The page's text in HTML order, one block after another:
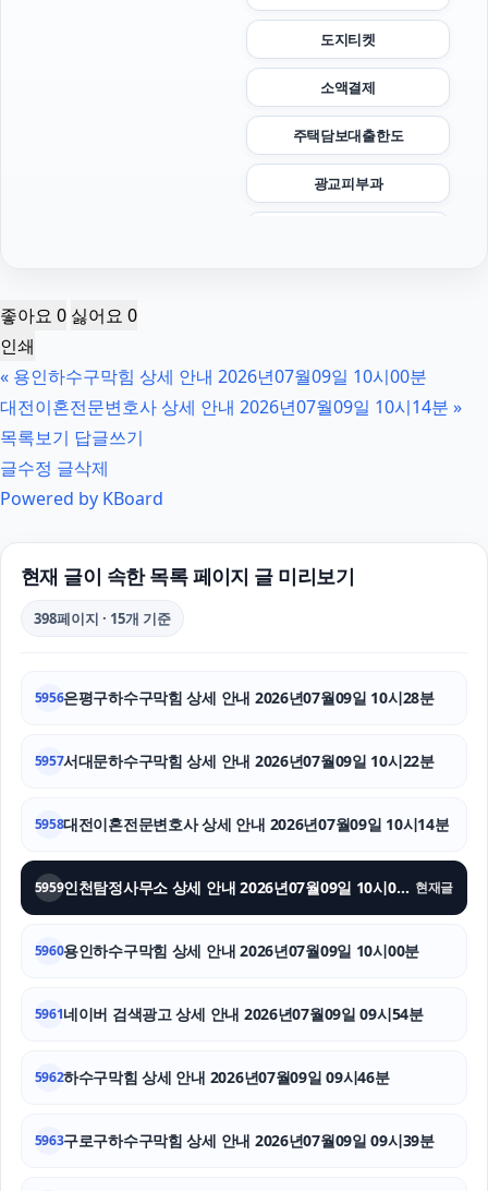
도지티켓
소액결제
주택담보대출한도
광교피부과
김포공항주차대행
구로구하수구막힘
항암요양병원
수원변호사
소액결제현금화
대구이혼전문변호사
좋아요 0 싫어요 0
인쇄
« 용인하수구막힘 상세 안내 2026년07월09일 10시00분
대전이혼전문변호사 상세 안내 2026년07월09일 10시14분 »
목록보기 답글쓰기
글수정 글삭제
Powered by KBoard
현재 글이 속한 목록 페이지 글 미리보기
398페이지 · 15개 기준
5956은평구하수구막힘 상세 안내 2026년07월09일 10시28분
5957서대문하수구막힘 상세 안내 2026년07월09일 10시22분
5958대전이혼전문변호사 상세 안내 2026년07월09일 10시14분
5959 인천탐정사무소 상세 안내 2026년07월09일 10시09분 현재글
5960용인하수구막힘 상세 안내 2026년07월09일 10시00분
5961네이버 검색광고 상세 안내 2026년07월09일 09시54분
5962하수구막힘 상세 안내 2026년07월09일 09시46분
5963구로구하수구막힘 상세 안내 2026년07월09일 09시39분